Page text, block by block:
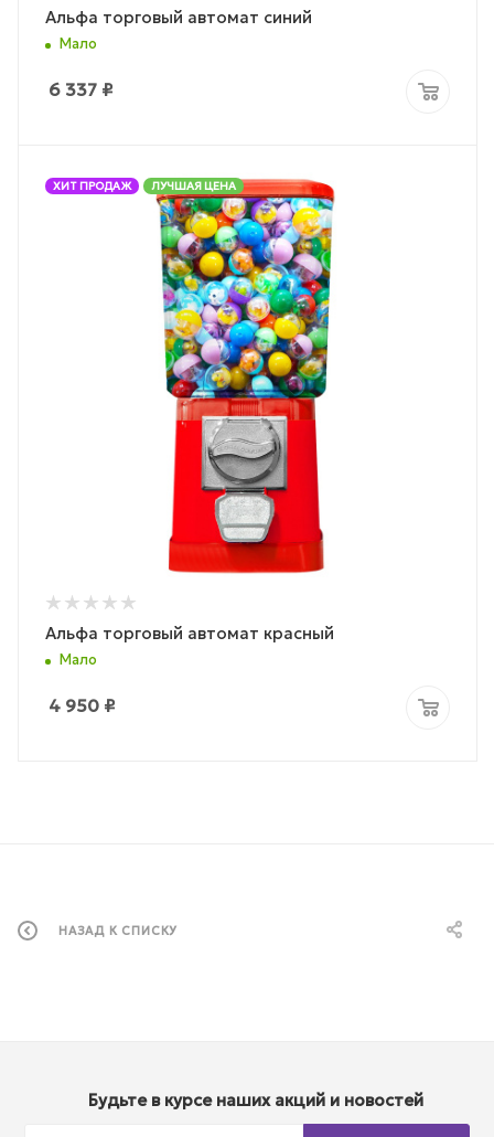
Альфа торговый автомат синий
Мало
6 337 ₽
ХИТ ПРОДАЖ ЛУЧШАЯ ЦЕНА
Альфа торговый автомат красный
Мало
4 950 ₽
НАЗАД К СПИСКУ
Будьте в курсе наших акций и новостей